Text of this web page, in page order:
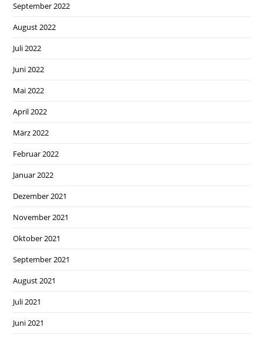
September 2022
August 2022
Juli 2022
Juni 2022
Mai 2022
April 2022
März 2022
Februar 2022
Januar 2022
Dezember 2021
November 2021
Oktober 2021
September 2021
August 2021
Juli 2021
Juni 2021